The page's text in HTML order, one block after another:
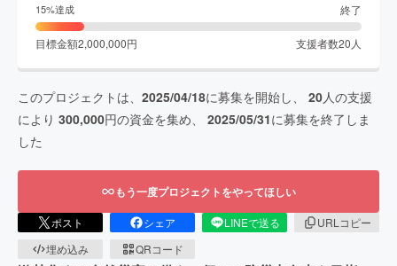
15%達成 終了
目標金額2,000,000円 支援者数20 人
このプロジェクトは、 2025/04/18に募集を開始し、 20人の支援
により 300,000円の資金を集め、 2025/05/31に募集を終了しま
した
もう一度プロジェクトをやってほしい
ポスト シェア LINEで送る
URLコピー
埋め込み
QRコード